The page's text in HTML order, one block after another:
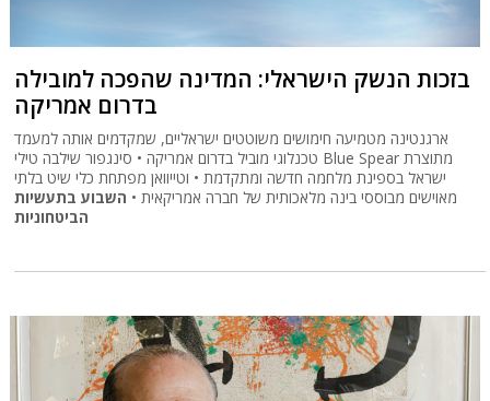
בזכות הנשק הישראלי: המדינה שהפכה למובילה
בדרום אמריקה
ארגנטינה מטמיעה חימושים משוטטים ישראליים, שמקדמים אותה למעמד
טכנלוגי מוביל בדרום אמריקה • סינגפור שילבה טילי Blue Spear מתוצרת
ישראל בספינת מלחמה חדשה ומתקדמת • וטייוואן מפתחת כלי שיט בלתי
מאוישים מבוססי בינה מלאכותית של חברה אמריקאית • השבוע בתעשיות
הביטחוניות